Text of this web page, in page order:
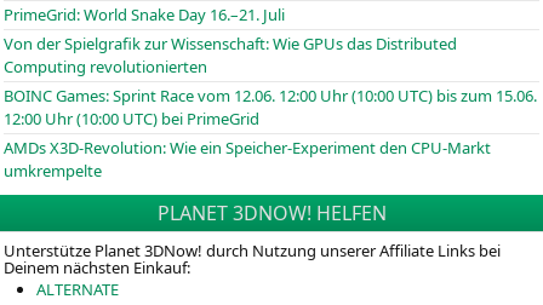
PrimeGrid: World Snake Day 16.–21. Juli
Von der Spielgrafik zur Wissenschaft: Wie GPUs das Distributed
Computing revolutionierten
BOINCGames: Sprint Race vom 12.06. 12:00 Uhr (10:00 UTC) bis zum 15.06.
12:00 Uhr (10:00 UTC) bei PrimeGrid
AMDs X3D-Revolution: Wie ein Speicher-Experiment den CPU-Markt
umkrempelte
PLANET 3DNOW! HELFEN
Unterstütze Planet 3DNow! durch Nutzung unserer Affiliate Links bei
Deinem nächsten Einkauf:
ALTERNATE